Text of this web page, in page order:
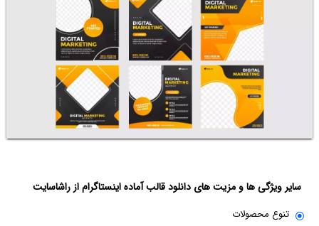
سایر ویژگی ها و مزیت های دانلود قالب آماده اینستاگرام از راشاسایت
تنوع محصولات